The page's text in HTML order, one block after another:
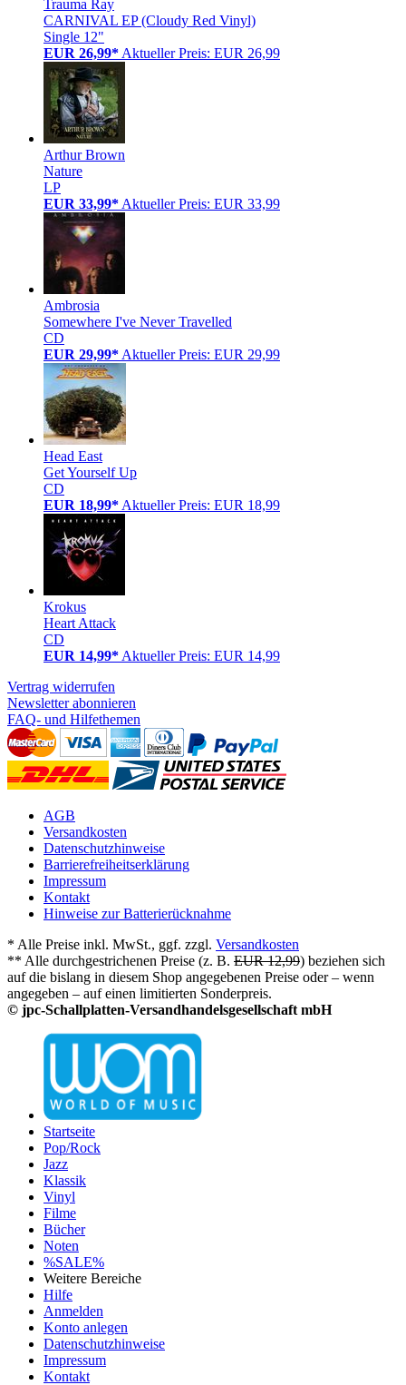
Trauma Ray
CARNIVAL EP (Cloudy Red Vinyl)
Single 12"
EUR 26,99* Aktueller Preis: EUR 26,99
Arthur Brown
Nature
LP
EUR 33,99* Aktueller Preis: EUR 33,99
Ambrosia
Somewhere I've Never Travelled
CD
EUR 29,99* Aktueller Preis: EUR 29,99
Head East
Get Yourself Up
CD
EUR 18,99* Aktueller Preis: EUR 18,99
Krokus
Heart Attack
CD
EUR 14,99* Aktueller Preis: EUR 14,99
Vertrag widerrufen
Newsletter abonnieren
FAQ- und Hilfethemen
AGB
Versandkosten
Datenschutzhinweise
Barrierefreiheitserklärung
Impressum
Kontakt
Hinweise zur Batterierücknahme
* Alle Preise inkl. MwSt., ggf. zzgl. Versandkosten
** Alle durchgestrichenen Preise (z. B. EUR 12,99) beziehen sich
auf die bislang in diesem Shop angegebenen Preise oder – wenn
angegeben – auf einen limitierten Sonderpreis.
© jpc-Schallplatten-Versandhandelsgesellschaft mbH
Startseite
Pop/Rock
Jazz
Klassik
Vinyl
Filme
Bücher
Noten
%SALE%
Weitere Bereiche
Hilfe
Anmelden
Konto anlegen
Datenschutzhinweise
Impressum
Kontakt